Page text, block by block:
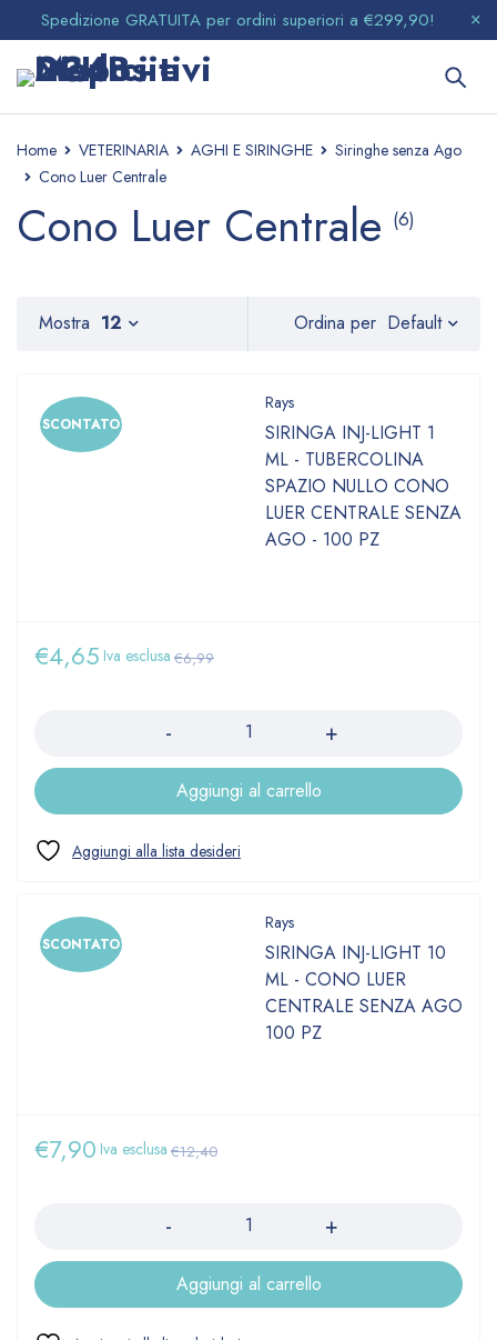
Spedizione GRATUITA per ordini superiori a €299,90!
Home VETERINARIA AGHI E SIRINGHE
Siringhe senza Ago
Cono Luer Centrale
Cono Luer Centrale (6)
Ordina per Default
Mostra 12
SCONTATO
Rays
SIRINGA INJ-LIGHT 1
ML - TUBERCOLINA
SPAZIO NULLO CONO
LUER CENTRALE SENZA
AGO - 100 PZ
€6,99
€4,65 Iva esclusa
Aggiungi al carrello
SCONTATO
Rays
SIRINGA INJ-LIGHT 10
ML - CONO LUER
CENTRALE SENZA AGO
100 PZ
€12,40
€7,90 Iva esclusa
Aggiungi al carrello